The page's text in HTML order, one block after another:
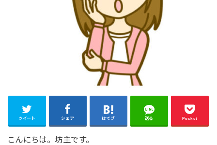
ツイート シェア はてブ 送る Pocket
こんにちは。坊主です。